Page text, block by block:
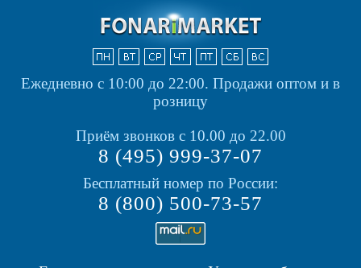
Ежедневно с 10:00 до 22:00. Продажи оптом и в
розницу
Приём звонков с 10.00 до 22.00
8 (495) 999-37-07
Бесплатный номер по России:
8 (800) 500-73-57